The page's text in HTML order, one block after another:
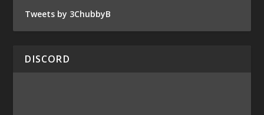
Tweets by 3ChubbyB
DISCORD